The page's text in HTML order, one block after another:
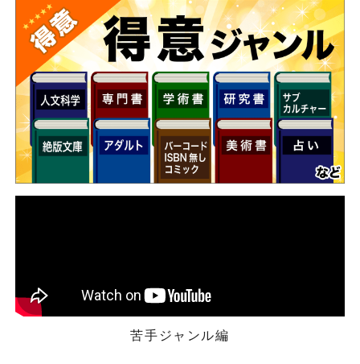
苦手ジャンル編